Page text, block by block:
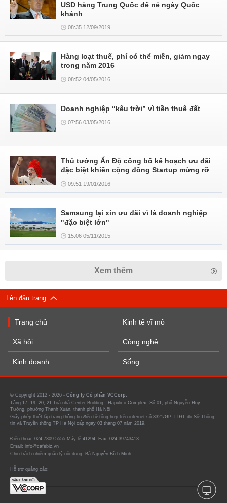
USD hàng Trung Quốc để né ngày Quốc
khánh
08:35 12/09/2019
Hàng loạt thuế, phí có thể miễn, giảm ngay
trong năm 2016
08:52 04/05/2016
Doanh nghiệp “kêu trời” vì tiền thuê đất
07:56 03/05/2016
Thủ tướng Ấn Độ công bố kế hoạch ưu đãi
đặc biệt khiến cộng đồng Startup mừng rỡ
09:51 19/01/2016
Samsung lại xin ưu đãi vì là doanh nghiệp
"đặc biệt lớn"
15:06 05/11/2015
Xem thêm
Lên đầu trang
Trang chủ
Xã hội
Kinh doanh
Kinh tế vĩ mô
Công nghệ
Sống
© Copyright 2012 - 2026 - Công ty Cổ phần VCCorp.
Tầng 17, 19, 20, 21 Toà nhà Center Building - Hapulico Complex, Số 01, phố Nguyễn Huy
Tưởng, phường Thanh Xuân, thành phố Hà Nội
Giấy phép thiết lập trang thông tin điện tử tổng hợp trên internet số 3321/GP-TTĐT do Sở Thông
tin và Truyền thông TP Hà Nội cấp ngày 03 tháng 07 năm 2019.
Điện thoại: 024 7309 5555 Máy lẻ 41294. Fax: 024-39743413
Email: info@cafebiz.vn
Chịu trách nhiệm quản lý nội dung: Bà Nguyễn Bích Minh
Hỗ trợ quảng cáo: